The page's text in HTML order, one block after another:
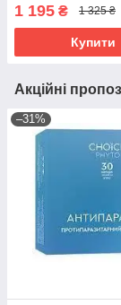
1 195 ₴ 1 325 ₴
Купити
Акційні
–31%